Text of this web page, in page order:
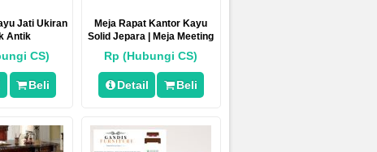
Jati Ukiran
Antik
CS)
Beli
Meja Rapat Kantor Kayu
Solid Jepara | Meja Meeting
Kantor
Rp (Hubungi CS)
Detail Beli